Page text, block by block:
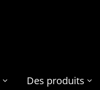
Des produits